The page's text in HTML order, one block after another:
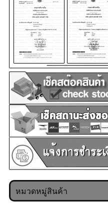
หมวดหมู่สินค้า